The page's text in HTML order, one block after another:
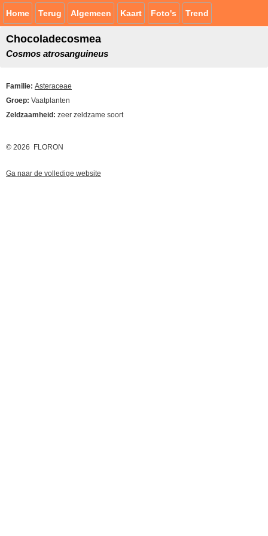
Home Terug Algemeen Kaart Foto's Trend
Chocoladecosmea
Cosmos atrosanguineus
Familie: Asteraceae
Groep: Vaatplanten
Zeldzaamheid: zeer zeldzame soort
© 2026 FLORON
Ga naar de volledige website